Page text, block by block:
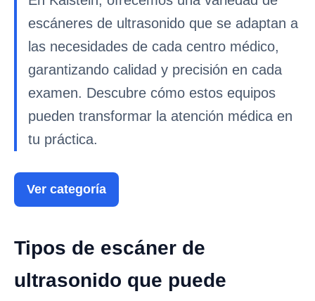
escáneres de ultrasonido que se adaptan a
las necesidades de cada centro médico,
garantizando calidad y precisión en cada
examen. Descubre cómo estos equipos
pueden transformar la atención médica en
tu práctica.
Ver categoría
Tipos de escáner de
ultrasonido que puede